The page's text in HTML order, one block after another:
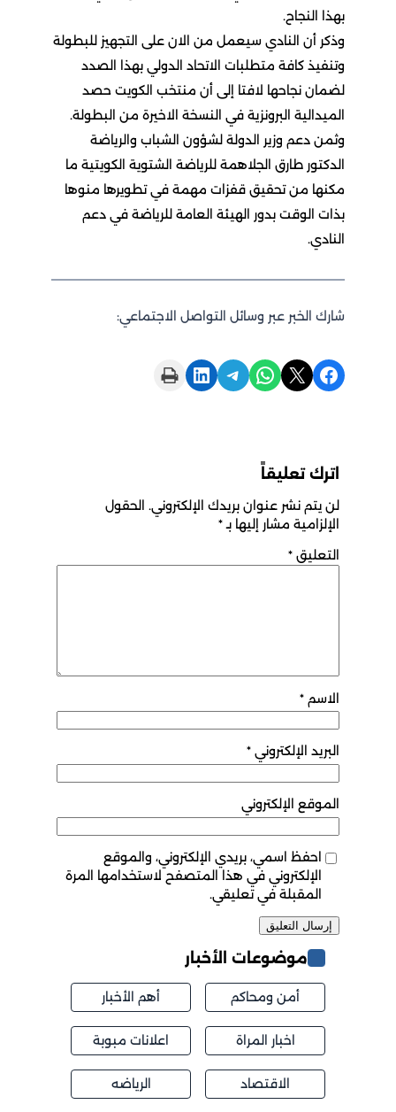
بهذا النجاح.
وذكر أن النادي سيعمل من الان على التجهيز للبطولة
وتنفيذ كافة متطلبات الاتحاد الدولي بهذا الصدد
لضمان نجاحها لافتا إلى أن منتخب الكويت حصد
الميدالية البرونزية في النسخة الاخيرة من البطولة.
وثمن دعم وزير الدولة لشؤون الشباب والرياضة
الدكتور طارق الجلاهمة للرياضة الشتوية الكويتية ما
مكنها من تحقيق قفزات مهمة في تطويرها منوها
بذات الوقت بدور الهيئة العامة للرياضة في دعم
النادي.
شارك الخبر عبر وسائل التواصل الاجتماعي:
Share on Facebook
Share on X
Share on WhatsApp
Share on Telegram
Share on LinkedIn
Print this Page
اترك تعليقاً
لن يتم نشر عنوان بريدك الإلكتروني. الحقول
الإلزامية مشار إليها بـ *
التعليق*
الاسم*
البريد الإلكتروني *
الموقع الإلكتروني
احفظ اسمي، بريدي الإلكتروني، والموقع
الإلكتروني في هذا المتصفح لاستخدامها المرة
المقبلة في تعليقي.
موضوعات الأخبار
أمن ومحاكم أهم الأخبار
اخبار المراة اعلانات مبوبة
الاقتصاد الرياضه